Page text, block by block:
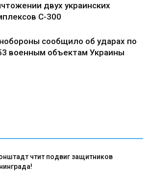
двух украинских
С-300
сообщило об ударах по
военным объектам Украины
чтит подвиг защитников